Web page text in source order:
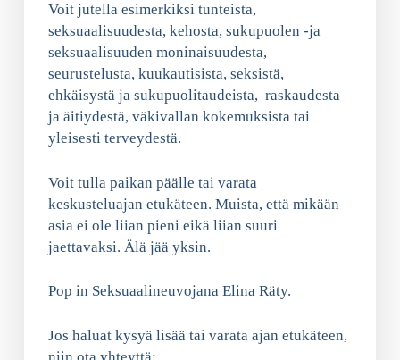
Voit jutella esimerkiksi tunteista,
seksuaalisuudesta, kehosta, sukupuolen -ja
seksuaalisuuden moninaisuudesta,
seurustelusta, kuukautisista, seksistä,
ehkäisystä ja sukupuolitaudeista, raskaudesta
ja äitiydestä, väkivallan kokemuksista tai
yleisesti terveydestä.
Voit tulla paikan päälle tai varata
keskusteluajan etukäteen. Muista, että mikään
asia ei ole liian pieni eikä liian suuri
jaettavaksi. Älä jää yksin.
Pop in Seksuaalineuvojana Elina Räty.
Jos haluat kysyä lisää tai varata ajan etukäteen,